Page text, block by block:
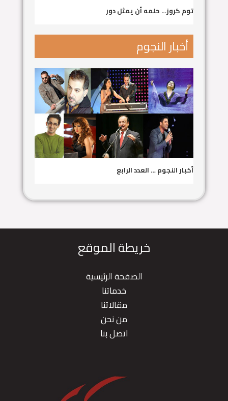
توم كروز… حلمه أن يمثل دور
أخبار النجوم
أخبار النجوم … العدد الرابع
خريطة الموقع
الصفحة الرئيسية
خدماتنا
مقالاتنا
من نحن
اتصل بنا